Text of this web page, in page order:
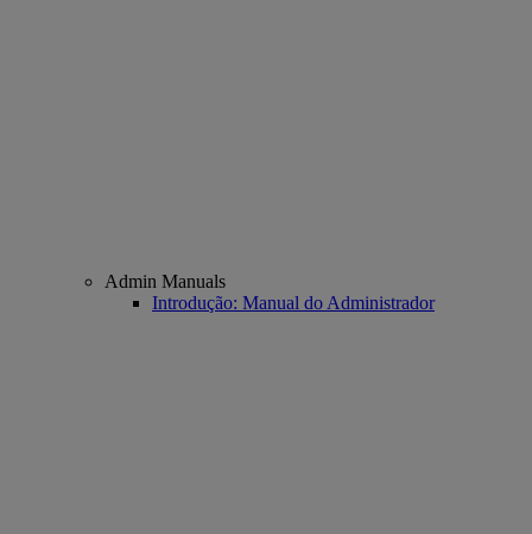
Admin Manuals
Introdução: Manual do Administrador